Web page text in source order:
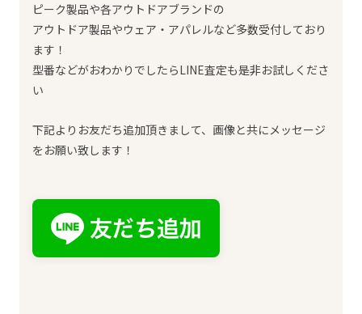
ピーク製品や各アウトドアブランドの
アウトドア製品やウェア・アパレルなど多数受付しており
ます！
型番などがおわかりでしたらLINE査定も是非お試しくださ
い
下記よりお友だち追加頂きまして、画像と共にメッセージ
をお願い致します！